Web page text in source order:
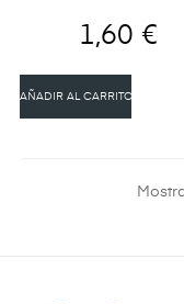
1,60 €
AÑADIR AL CARRITO